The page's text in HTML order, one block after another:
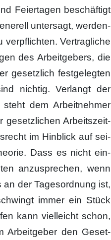
Fei­er­ta­gen beschäf­tigt
unter­sagt, wer­den­
ver­pflich­ten. Ver­trag­li­che
des Arbeit­ge­bers, die
gesetz­lich fest­ge­leg­ten
nich­tig. Ver­langt der
dem Arbeit­neh­mer
gesetz­li­chen Arbeits­zeit­
im Hin­blick auf sei­
Dass es nicht ein­
anzu­spre­chen, wenn
der Tages­ord­nung ist,
immer ein Stück
kann viel­leicht schon,
Arbeit­ge­ber den Geset­